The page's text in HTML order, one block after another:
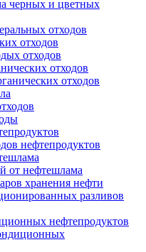
черных и цветных
отходов
отходов
отходов
отходов
отходов
нефтепродуктов
от нефтешлама
хранения нефти
разливов
нефтепродуктов